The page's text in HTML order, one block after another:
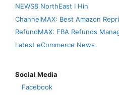
NEWS8 NorthEast I Hin
ChannelMAX: Best Amazon
RefundMAX: FBA Refunds
Latest eCommerce News
Social Media
Facebook